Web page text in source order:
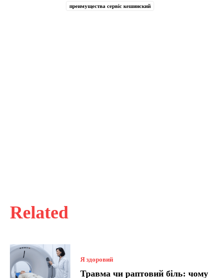
Related
Я здоровий
Травма чи раптовий біль: чому
преимущества сервіс кешинский